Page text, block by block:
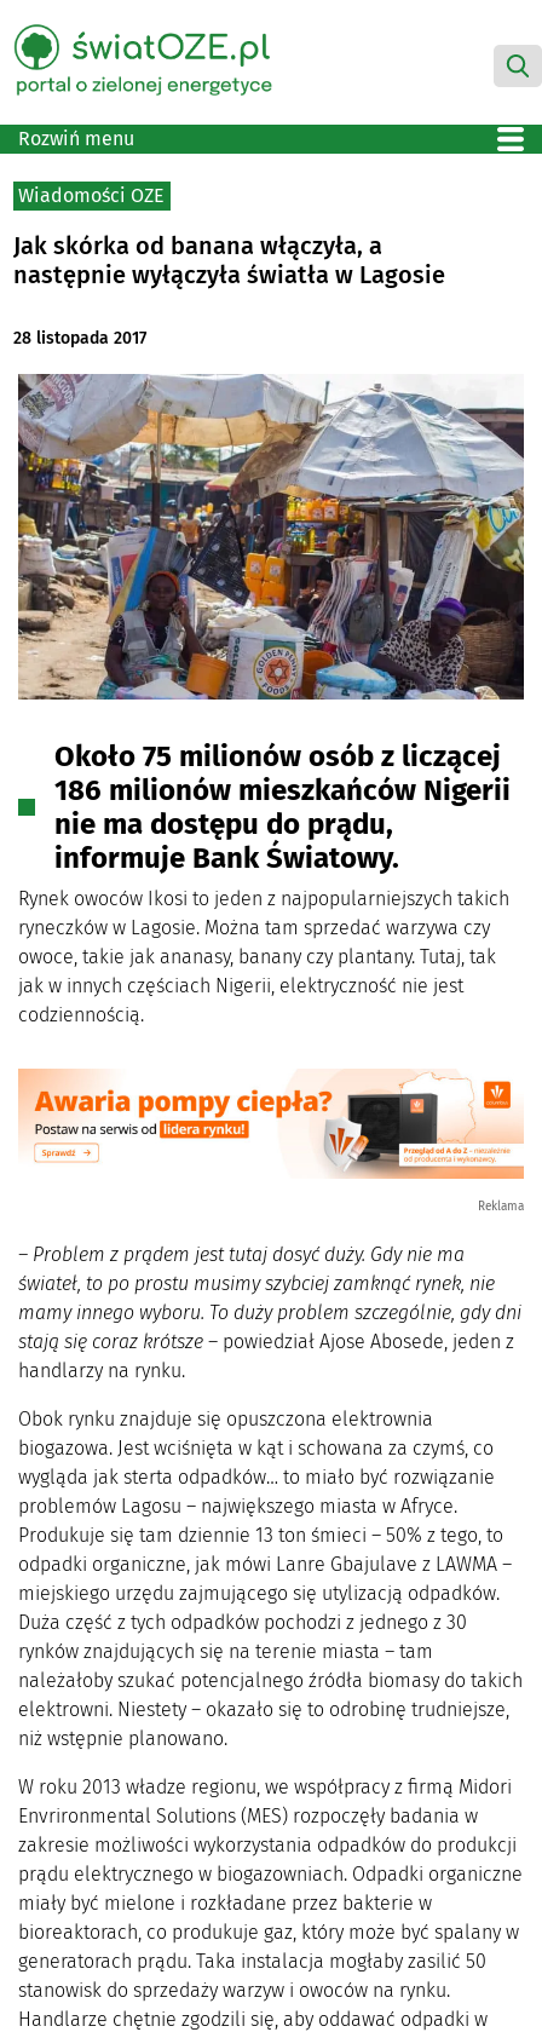
Rozwiń menu
Wiadomości OZE
Jak skórka od banana włączyła, a
następnie wyłączyła światła w Lagosie
28 listopada 2017
Około 75 milionów osób z liczącej
186 milionów mieszkańców Nigerii
nie ma dostępu do prądu,
informuje Bank Światowy.
Rynek owoców Ikosi to jeden z najpopularniejszych takich
ryneczków w Lagosie. Można tam sprzedać warzywa czy
owoce, takie jak ananasy, banany czy plantany. Tutaj, tak
jak w innych częściach Nigerii, elektryczność nie jest
codziennością.
Reklama
– Problem z prądem jest tutaj dosyć duży. Gdy nie ma
świateł, to po prostu musimy szybciej zamknąć rynek, nie
mamy innego wyboru. To duży problem szczególnie, gdy dni
stają się coraz krótsze – powiedział Ajose Abosede, jeden z
handlarzy na rynku.
Obok rynku znajduje się opuszczona elektrownia
biogazowa. Jest wciśnięta w kąt i schowana za czymś, co
wygląda jak sterta odpadków… to miało być rozwiązanie
problemów Lagosu – największego miasta w Afryce.
Produkuje się tam dziennie 13 ton śmieci – 50% z tego, to
odpadki organiczne, jak mówi Lanre Gbajulave z LAWMA –
miejskiego urzędu zajmującego się utylizacją odpadków.
Duża część z tych odpadków pochodzi z jednego z 30
rynków znajdujących się na terenie miasta – tam
należałoby szukać potencjalnego źródła biomasy do takich
elektrowni. Niestety – okazało się to odrobinę trudniejsze,
niż wstępnie planowano.
W roku 2013 władze regionu, we współpracy z firmą Midori
Envrironmental Solutions (MES) rozpoczęły badania w
zakresie możliwości wykorzystania odpadków do produkcji
prądu elektrycznego w biogazowniach. Odpadki organiczne
miały być mielone i rozkładane przez bakterie w
bioreaktorach, co produkuje gaz, który może być spalany w
generatorach prądu. Taka instalacja mogłaby zasilić 50
stanowisk do sprzedaży warzyw i owoców na rynku.
Handlarze chętnie zgodzili się, aby oddawać odpadki w